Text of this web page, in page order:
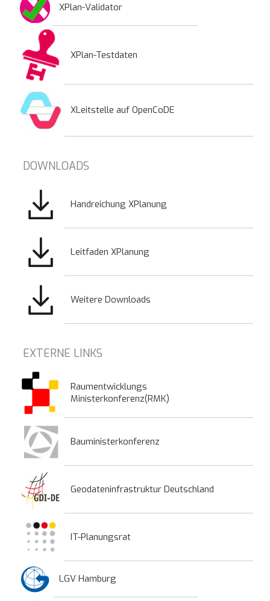
XPlan-Validator
XPlan-Testdaten
XLeitstelle auf OpenCoDE
DOWNLOADS
Handreichung XPlanung
Leitfaden XPlanung
Weitere Downloads
EXTERNE LINKS
Raumentwicklungs
Ministerkonferenz(RMK)
Bauministerkonferenz
Geodateninfrastruktur Deutschland
IT-Planungsrat
LGV Hamburg